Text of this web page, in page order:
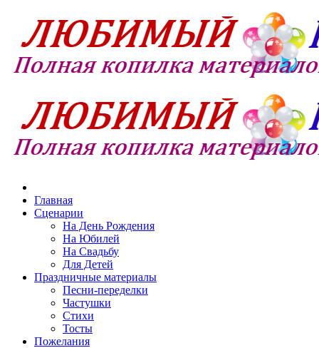
Главная
Сценарии
На День Рождения
На Юбилей
На Свадьбу
Для Детей
Праздничные материалы
Песни-переделки
Частушки
Стихи
Тосты
Пожелания